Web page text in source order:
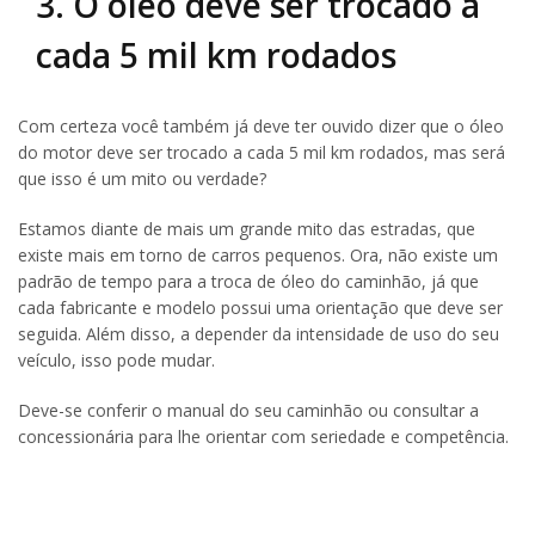
cada 5 mil km rodados
Com certeza você também já deve ter ouvido dizer que o óleo
do motor deve ser trocado a cada 5 mil km rodados, mas será
que isso é um mito ou verdade?
Estamos diante de mais um grande mito das estradas, que
existe mais em torno de carros pequenos. Ora, não existe um
padrão de tempo para a troca de óleo do caminhão, já que
cada fabricante e modelo possui uma orientação que deve ser
seguida. Além disso, a depender da intensidade de uso do seu
veículo, isso pode mudar.
Deve-se conferir o manual do seu caminhão ou consultar a
concessionária para lhe orientar com seriedade e competência.